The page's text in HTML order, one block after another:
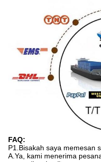
FAQ:
P1.Bisakah saya memesan
A.Ya, kami menerima